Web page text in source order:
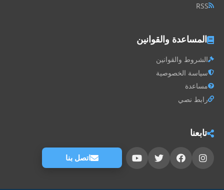
RSS
المساعدة والقوانين
الشروط والقوانين
سياسة الخصوصية
مساعدة
رابط نصي
تابعنا
اتصل بنا